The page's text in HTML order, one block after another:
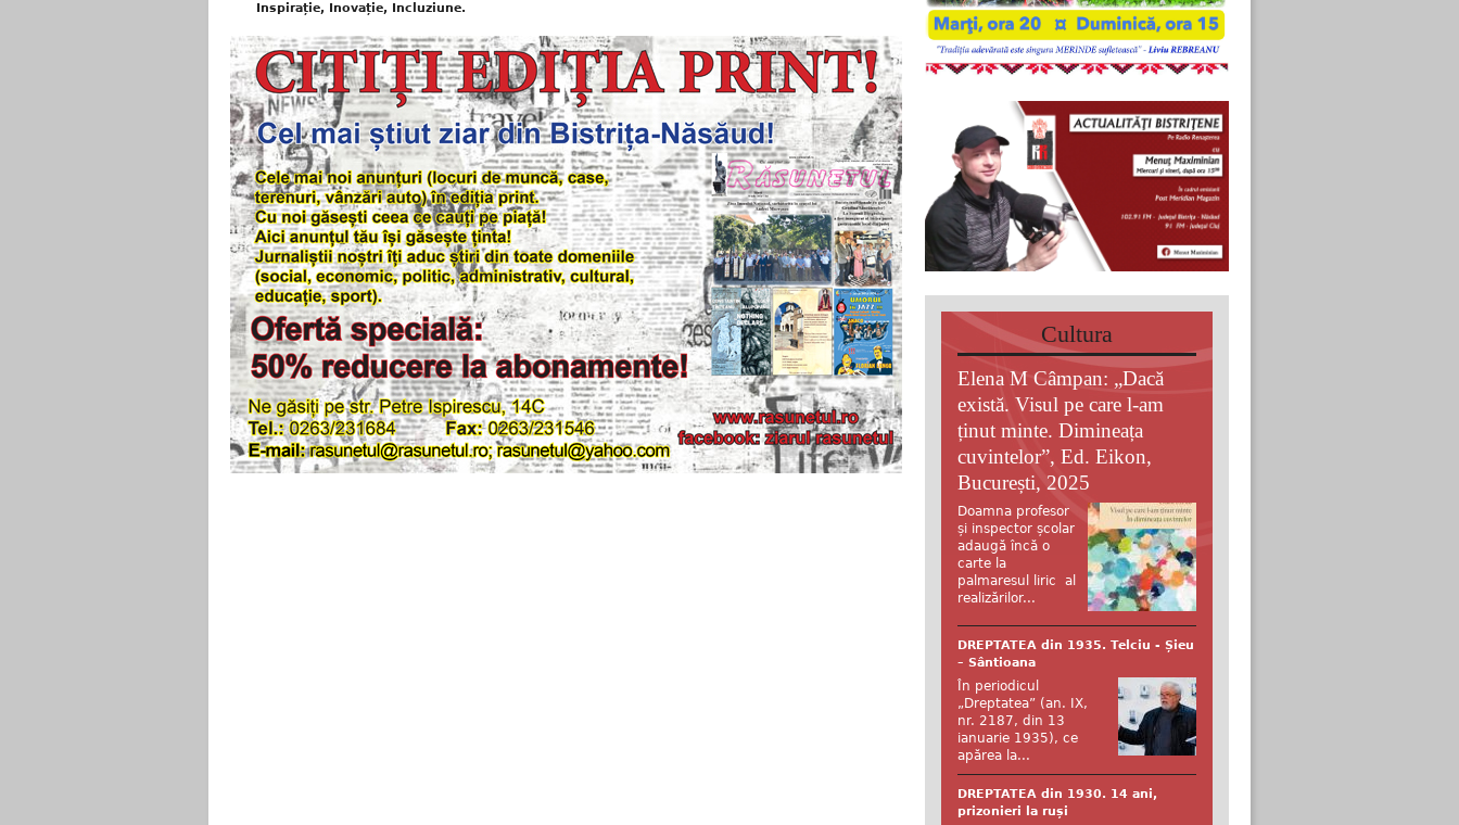
Inspirație, Inovație, Incluziune.
Cultura
Elena M Câmpan: „Dacă
există. Visul pe care l-am
ținut minte. Dimineața
cuvintelor”, Ed. Eikon,
București, 2025
Doamna profesor
și inspector școlar
adaugă încă o
carte la
palmaresul liric al
realizărilor...
DREPTATEA din 1935. Telciu - Șieu
– Sântioana
În periodicul
„Dreptatea” (an. IX,
nr. 2187, din 13
ianuarie 1935), ce
apărea la...
DREPTATEA din 1930. 14 ani,
prizonieri la ruși